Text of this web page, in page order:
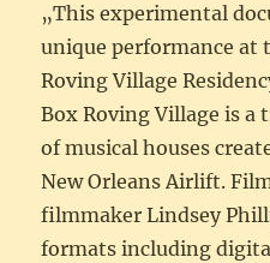
„This experimental
unique performance at
Roving Village
Box Roving Village is
of musical houses
New Orleans Airlift.
filmmaker Lindsey
formats including